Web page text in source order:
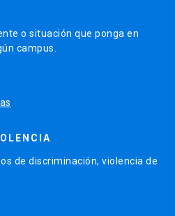
o situación que ponga en
campus.
de discriminación, violencia de